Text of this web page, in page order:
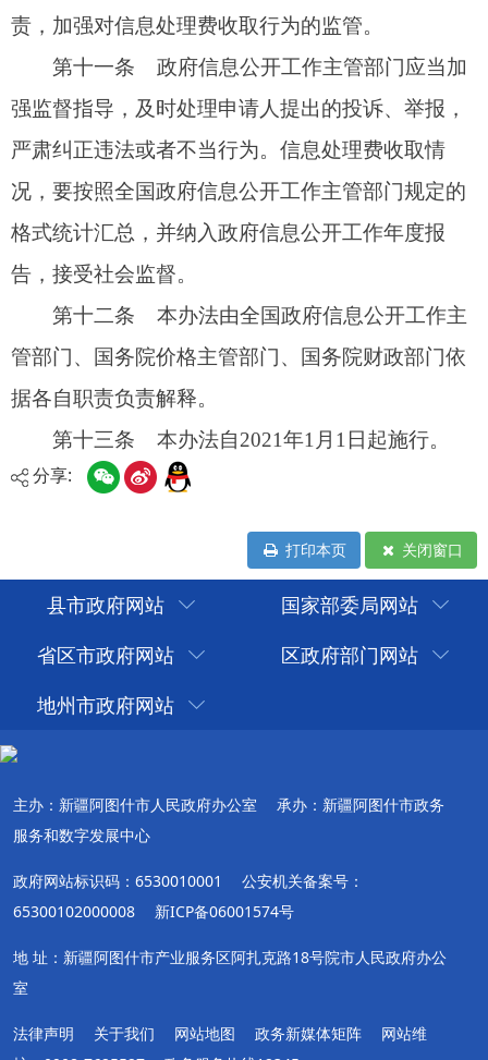
分享:
打印本页 关闭窗口
县市政府网站
国家部委局网站
省区市政府网站
区政府部门网站
地州市政府网站
主办：新疆阿图什市人民政府办公室
承办：新疆阿图什市政务
服务和数字发展中心
政府网站标识码：6530010001
公安机关备案号：
65300102000008
新ICP备06001574号
地 址：新疆阿图什市产业服务区阿扎克路18号院市人民政府办公
室
法律声明 关于我们 网站地图 政务新媒体矩阵
网站维